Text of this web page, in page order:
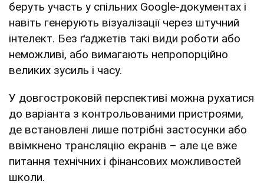
беруть участь у спільних Google-документах і
навіть генерують візуалізації через штучний
інтелект. Без ґаджетів такі види роботи або
неможливі, або вимагають непропорційно
великих зусиль і часу.
У довгостроковій перспективі можна рухатися
до варіанта з контрольованими пристроями,
де встановлені лише потрібні застосунки або
ввімкнено трансляцію екранів – але це вже
питання технічних і фінансових можливостей
школи.